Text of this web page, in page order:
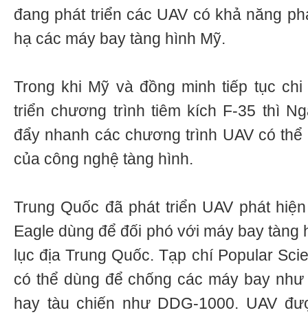
đang phát triển các UAV có khả năng
hạ các máy bay tàng hình Mỹ.
Trong khi Mỹ và đồng minh tiếp tục
triển chương trình tiêm kích F-35 thì
đẩy nhanh các chương trình UAV có
của công nghệ tàng hình.
Trung Quốc đã phát triển UAV phát
Eagle dùng để đối phó với máy bay
lục địa Trung Quốc. Tạp chí Popular
có thể dùng để chống các máy bay
hay tàu chiến như DDG-1000. UAV